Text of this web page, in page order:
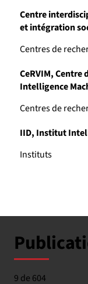
Centre
et intégration
Centres de
CeRVIM, Centre
Intelligence
Centres de
IID, Institut
Instituts
9 de 604